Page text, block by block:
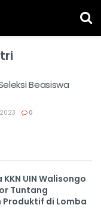
Beasiswa
0
UIN Walisongo
Tuntang
di Lomba